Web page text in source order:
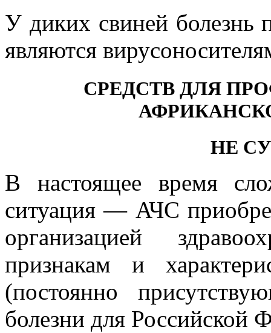
У диких свиней болезнь
являются
СРЕДСТВ ДЛЯ
НЕ
В настоящее время
ситуация — АЧС
организацией
признакам и
(постоянно
болезни для Российской